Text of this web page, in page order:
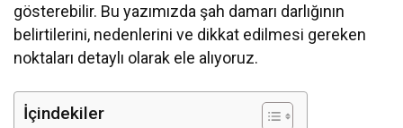
gösterebilir. Bu yazımızda şah damarı darlığının
belirtilerini, nedenlerini ve dikkat edilmesi gereken
noktaları detaylı olarak ele alıyoruz.
İçindekiler